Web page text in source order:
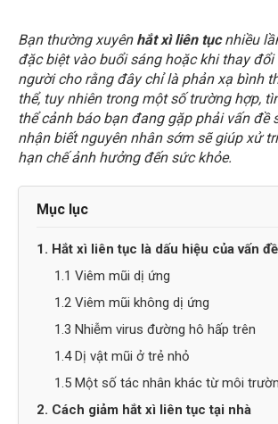
Bạn thường xuyên hắt xì liên tụcnhiều
đặc biệt vào buổi sáng hoặc khi thay đổi
người cho rằng đây chỉ là phản xạ bình
thể, tuy nhiên trong một số trường hợp,
thể cảnh báo bạn đang gặp phải vấn đề
nhận biết nguyên nhân sớm sẽ giúp xử
hạn chế ảnh hưởng đến sức khỏe.
Mục lục
1. Hắt xì liên tục là dấu hiệu của vấn
1.1 Viêm mũi dị ứng
1.2 Viêm mũi không dị ứng
1.3 Nhiễm virus đường hô hấp trên
1.4 Dị vật mũi ở trẻ nhỏ
1.5 Một số tác nhân khác từ môi
2. Cách giảm hắt xì liên tục tại nhà